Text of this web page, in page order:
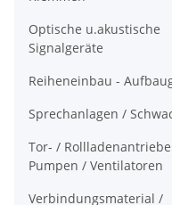
Optische u.akustische
Signalgeräte
Reiheneinbau -
Sprechanlagen /
Tor- /
Pumpen / Ventilatoren
Verbindungsmaterial /